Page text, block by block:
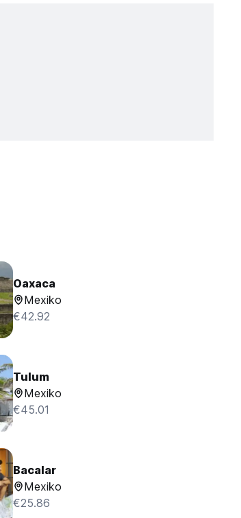
Oaxaca
Mexiko
€42.92
Tulum
Mexiko
€45.01
Bacalar
Mexiko
€25.86